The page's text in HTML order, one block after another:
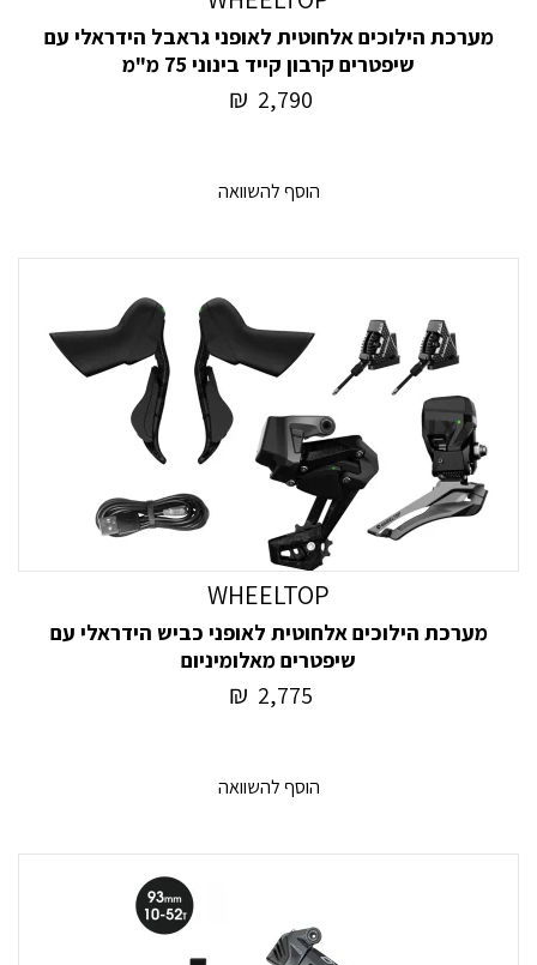
מערכת הילוכים אלחוטית לאופני גראבל הידראלי עם
שיפטרים קרבון קייד בינוני 75 מ"מ
2,790
₪
הוסף להשוואה
WHEELTOP
מערכת הילוכים אלחוטית לאופני כביש הידראלי עם
שיפטרים מאלומיניום
2,775
₪
הוסף להשוואה